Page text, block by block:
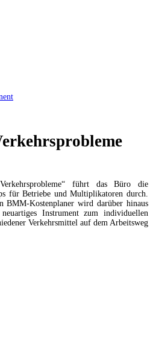
führt das Büro die
für Betriebe und Multiplikatoren durch.
Kostenplaner wird darüber hinaus
Instrument zum individuellen
Verkehrsmittel auf dem Arbeitsweg